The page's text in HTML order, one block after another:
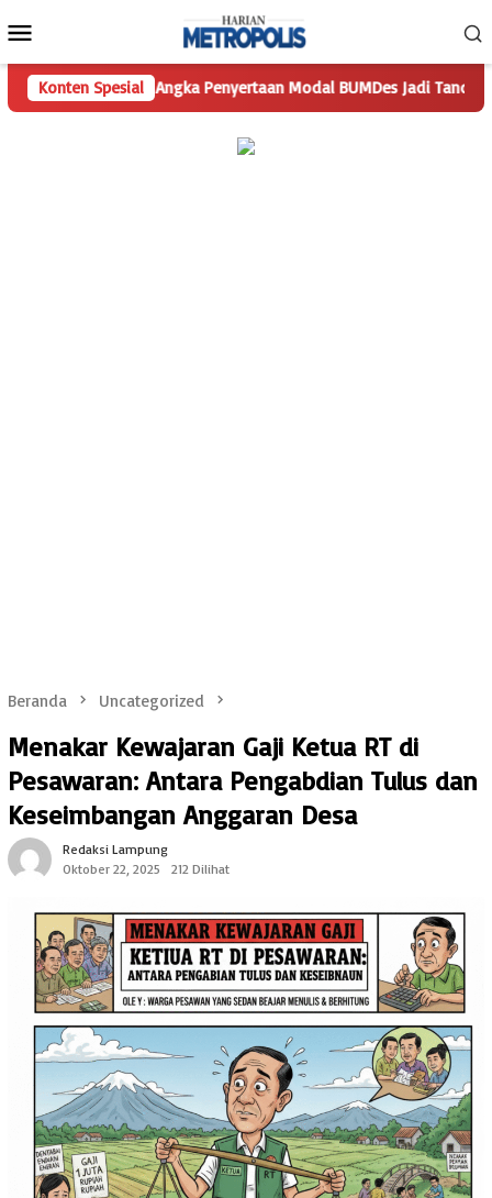
ke
Mobile
Konten Spesial
Angka Penyertaan Modal BUMDes Jadi Tanda Tanya,
Beranda Uncategorized
Menakar Kewajaran Gaji Ketua RT di
Pesawaran: Antara Pengabdian Tulus dan
Keseimbangan Anggaran Desa
Redaksi Lampung
Oktober 22, 2025
212 Dilihat